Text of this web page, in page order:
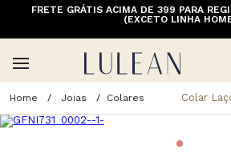
FRETE GRÁTIS ACIMA DE 399 PARA
(EXCETO LINHA
Joias Colares Colar Laço